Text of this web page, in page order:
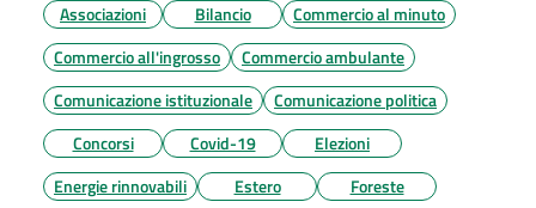
Associazioni
Bilancio
Commercio al minuto
Commercio all'ingrosso
Commercio ambulante
Comunicazione istituzionale
Comunicazione politica
Concorsi
Covid-19
Elezioni
Energie rinnovabili
Estero
Foreste